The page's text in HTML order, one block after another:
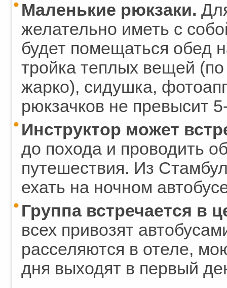
Маленькие рюкзаки.
желательно иметь с
будет помещаться обед
тройка теплых вещей
жарко), сидушка,
рюкзачков не превысит 5-
Инструктор может
до похода и проводить
путешествия. Из
ехать на ночном
Группа встречается в
всех привозят
расселяются в отеле,
дня выходят в первый